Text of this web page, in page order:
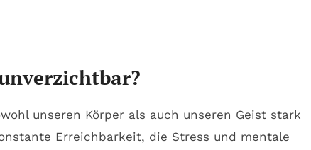
unseren Körper als auch unseren Geist stark
Erreichbarkeit, die Stress und mentale